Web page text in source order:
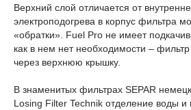
Верхний слой отличается от
электроподогрева в корпус фильтра
«обратки». Fuel Pro не имеет
как в нем нет необходимости –
через верхнюю крышку.
В знаменитых фильтрах SEPAR
Losing Filter Technik отделение воды и